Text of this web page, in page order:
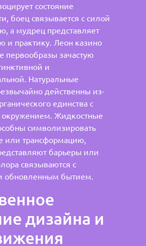
состояние
боец связывается с силой
а мудрец представляет
и практику. Леон казино
первообразы зачастую
и
Натуральные
действенны из-
единства с
Жидкостные
символизировать
или трансформацию,
барьеры или
связываются с
обновленным бытием.
дизайна и